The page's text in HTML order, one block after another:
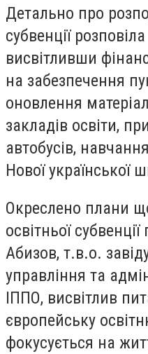
Детально про
субвенції
висвітливши
на забезпечення
оновлення
закладів освіти,
автобусів,
Нової української
Окреслено плани
освітньої
Абизов, т.в.о.
управління та
ІППО, висвітлив
європейську
фокусується на